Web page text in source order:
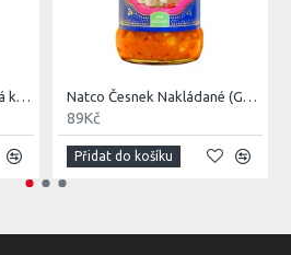
Cock brand thajská zelená kari pasta 50G Natco Česnek Nakládané (Garlic Pickle) 300G
89Kč
Přidat do košíku